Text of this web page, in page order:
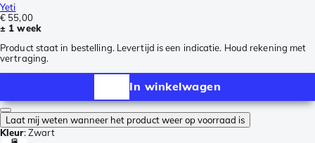
Yeti
€ 55,00
± 1 week
Product staat in bestelling. Levertijd is een indicatie. Houd rekening met
vertraging.
In winkelwagen
Laat mij weten wanneer het product weer op voorraad is
Kleur:Zwart